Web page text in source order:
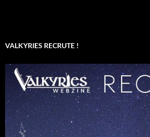
VALKYRIES RECRUTE !